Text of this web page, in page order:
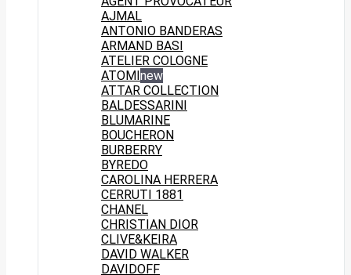
AJMAL
ANTONIO BANDERAS
ARMAND BASI
ATELIER COLOGNE
ATOMI new
ATTAR COLLECTION
BALDESSARINI
BLUMARINE
BOUCHERON
BURBERRY
BYREDO
CAROLINA HERRERA
CERRUTI 1881
CHANEL
CHRISTIAN DIOR
CLIVE&KEIRA
DAVID WALKER
DAVIDOFF